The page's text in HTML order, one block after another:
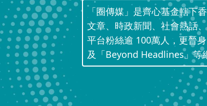
「圈傳媒」是齊心基金轄下
文章、時政新聞、社會熱話
平台粉絲逾 100萬人，更晉
及「Beyond Headlines」等